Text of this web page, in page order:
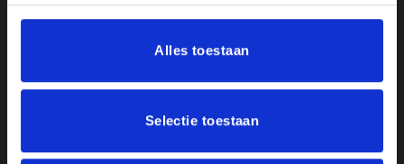
Alles toestaan
Selectie toestaan
4901KM Oosterhout
Openingstijden: